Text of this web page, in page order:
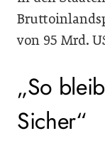
von 95 Mrd.
„So
Sicher“